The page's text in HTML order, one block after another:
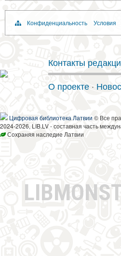
Конфиденциальность Условия
Контакты
О проекте ·
Цифровая библиотека Латвии © Все
2024-2026, LIB.LV - составная часть
Сохраняя наследие Латвии